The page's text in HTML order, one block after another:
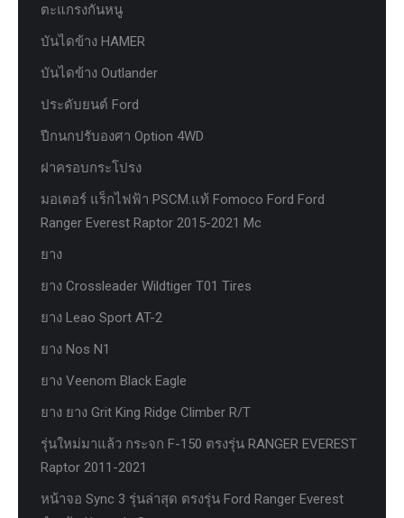
ตะแกรงกันหนู
บันไดข้าง HAMER
บันไดข้าง Outlander
ประดับยนต์ Ford
ปีกนกปรับองศา Option 4WD
ฝาครอบกระโปรง
มอเตอร์ แร็กไฟฟ้า PSCM.แท้ Fomoco Ford Ford
Ranger Everest Raptor 2015-2021 Mc
ยาง
ยาง Crossleader Wildtiger T01 Tires
ยาง Leao Sport AT-2
ยาง Nos N1
ยาง Veenom Black Eagle
ยาง ยาง Grit King Ridge Climber R/T
รุ่นใหม่มาแล้ว กระจก F-150 ตรงรุ่น RANGER EVEREST
Raptor 2011-2021
หน้าจอ Sync 3 รุ่นล่าสุด ตรงรุ่น Ford Ranger Everest